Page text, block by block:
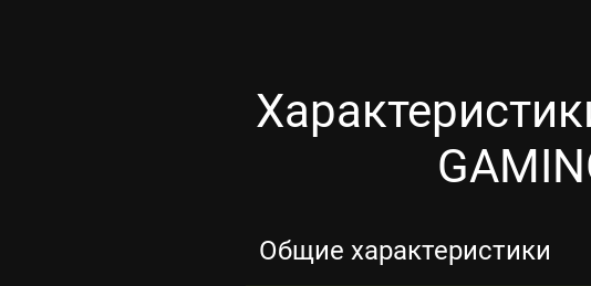
Общие характеристики